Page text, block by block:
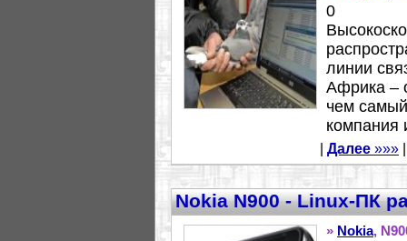
0
линии
Африка –
чем
компания
Далее »»»
Nokia N900 - Linux-ПК
» Nokia,